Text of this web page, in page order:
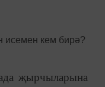
җырчыларына